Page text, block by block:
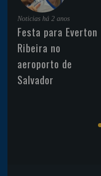
Noticias há 2 anos
Festa para Everton
Ribeira no
aeroporto de
Salvador